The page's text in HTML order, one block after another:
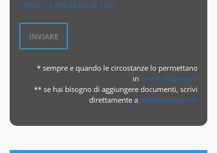
PRIVACY E PROTEZIONE DATI
* sempre e quando le circostanze lo permettano
in orario d’apertura
** se hai bisogno di aggiungere documenti, scrivi
direttamente a info@manlop.net